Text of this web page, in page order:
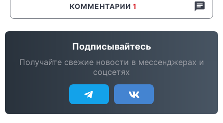
КОММЕНТАРИИ 1
Подписывайтесь
Получайте свежие новости в мессенджерах и
соцсетях